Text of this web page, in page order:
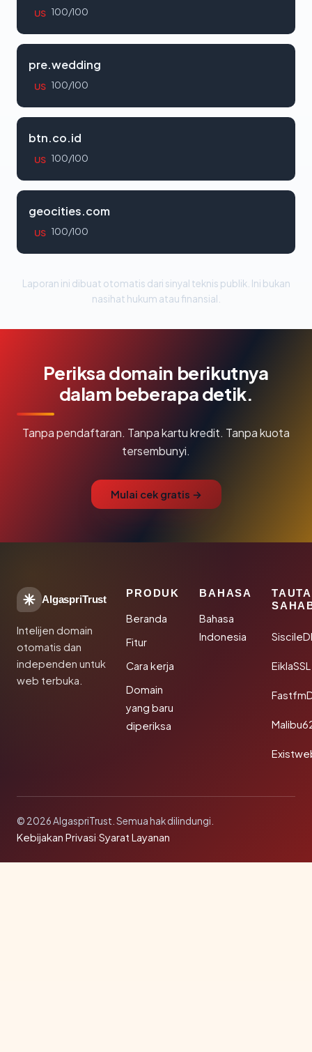
US 100/100
pre.wedding
US 100/100
btn.co.id
US 100/100
geocities.com
US 100/100
Laporan ini dibuat otomatis dari sinyal teknis publik. Ini bukan
nasihat hukum atau finansial.
Periksa domain berikutnya
dalam beberapa detik.
Tanpa pendaftaran. Tanpa kartu kredit. Tanpa kuota
tersembunyi.
Mulai cek gratis →
AlgaspriTrust
Intelijen domain
otomatis dan
independen untuk
web terbuka.
PRODUK
Beranda
Fitur
Cara kerja
Domain
yang baru
diperiksa
BAHASA
Bahasa
Indonesia
EiklaSSL
© 2026 AlgaspriTrust. Semua hak dilindungi.
Kebijakan Privasi·Syarat Layanan